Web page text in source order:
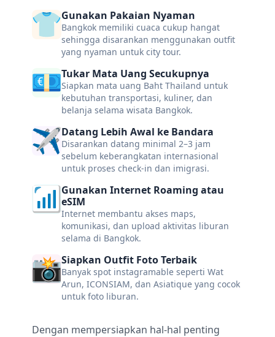
Gunakan Pakaian Nyaman
Bangkok memiliki cuaca cukup hangat
sehingga disarankan menggunakan outfit
yang nyaman untuk city tour.
Tukar Mata Uang Secukupnya
Siapkan mata uang Baht Thailand untuk
kebutuhan transportasi, kuliner, dan
belanja selama wisata Bangkok.
Datang Lebih Awal ke Bandara
Disarankan datang minimal 2–3 jam
sebelum keberangkatan internasional
untuk proses check-in dan imigrasi.
Gunakan Internet Roaming atau
eSIM
Internet membantu akses maps,
komunikasi, dan upload aktivitas liburan
selama di Bangkok.
Siapkan Outfit Foto Terbaik
Banyak spot instagramable seperti Wat
Arun, ICONSIAM, dan Asiatique yang cocok
untuk foto liburan.
Dengan mempersiapkan hal-hal penting